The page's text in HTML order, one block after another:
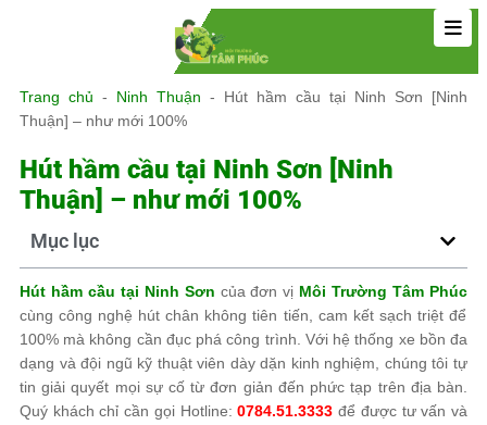
Trang chủ - Ninh Thuận - Hút hầm cầu tại Ninh Sơn [Ninh
Thuận] – như mới 100%
Hút hầm cầu tại Ninh Sơn [Ninh
Thuận] – như mới 100%
Mục lục
Hút hầm cầu tại Ninh Sơn của đơn vị Môi Trường Tâm Phúc
cùng công nghệ hút chân không tiên tiến, cam kết sạch triệt để
100% mà không cần đục phá công trình. Với hệ thống xe bồn đa
dạng và đội ngũ kỹ thuật viên dày dặn kinh nghiệm, chúng tôi tự
tin giải quyết mọi sự cố từ đơn giản đến phức tạp trên địa bàn.
Quý khách chỉ cần gọi Hotline:0784.51.3333 để được tư vấn và